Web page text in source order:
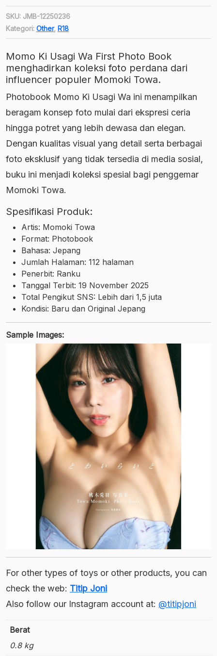
SKU: JMB-12250236
Kategori: Other, R18
Momo Ki Usagi Wa First Photo Book
menghadirkan koleksi foto perdana dari
influencer populer Momoki Towa.
Photobook Momo Ki Usagi Wa ini menampilkan
beragam konsep foto mulai dari ekspresi ceria
hingga potret yang lebih dewasa dan elegan.
Dengan kualitas visual yang detail serta berbagai
foto eksklusif yang tidak tersedia di media sosial,
buku ini menjadi koleksi spesial bagi penggemar
Momoki Towa.
Spesifikasi Produk:
Artis: Momoki Towa
Format: Photobook
Bahasa: Jepang
Jumlah Halaman: 112 halaman
Penerbit: Ranku
Tanggal Terbit: 19 November 2025
Total Pengikut SNS: Lebih dari 1,5 juta
Kondisi: Baru dan Original Jepang
Sample Images:
For other types of toys or other products, you can
check the web: Titip Joni
Also follow our Instagram account at: @titipjoni
Berat
0.8 kg